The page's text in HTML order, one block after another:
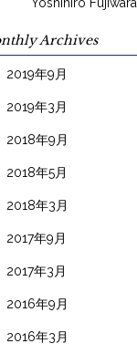
Archives
2019年9月
2019年3月
2018年9月
2018年5月
2018年3月
2017年9月
2017年3月
2016年9月
2016年3月